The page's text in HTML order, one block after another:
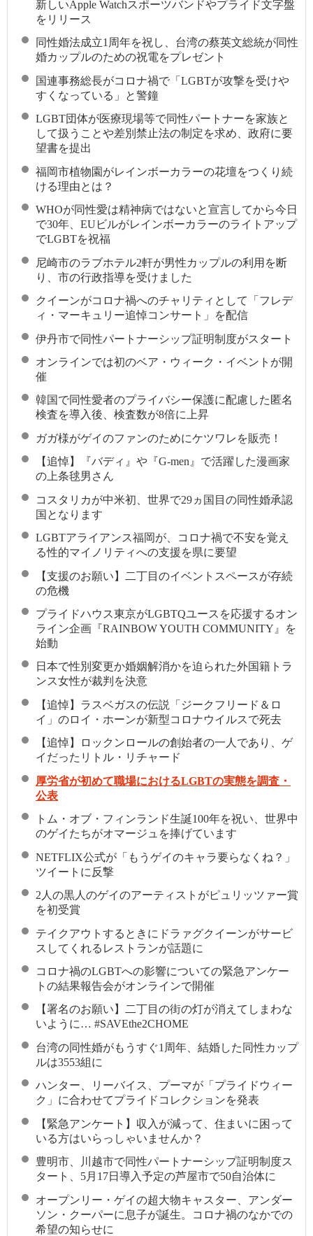
新しいApple Watchスポーツバンドやプライド文字盤
をリリース
同性婚法成立1周年を祝し、台湾の蔡英文総統が同性
婚カップルのための祝電をプレゼント
国連事務総長がコロナ禍で「LGBTが攻撃を受けや
すくなっている」と警鐘
LGBT団体が医療現場等で同性パートナーを家族と
して扱うことや差別禁止法の制定を求め、政府に要
望書を提出
福岡市植物園がレインボーカラーの花壇をつくり続
ける理由とは？
WHOが同性愛は精神病ではないと宣言してから今日
で30年、EUビルがレインボーカラーのライトアップ
でLGBTを祝福
尼崎市のラブホテル2軒が男性カップルの利用を断
り、市の行政指導を受けました
クイーンがコロナ禍へのチャリティとして「フレデ
ィ・マーキュリー追悼コンサート」を配信
伊丹市で同性パートナーシップ証明制度がスタート
オンラインでは初のベア・ウィーク・イベントが開
催
韓国で同性愛者のプライバシー保護に配慮した匿名
検査を導入後、検査数が8倍に上昇
ガガ様がゲイのファンのためにケツワレを販売！
【追悼】『バディ』や『G-men』で活躍した漫画家
の上条毬男さん
コスタリカが中米初、世界で29ヵ国目の同性婚承認
国となります
LGBTアライアンス福岡が、コロナ禍で不安を覚え
る性的マイノリティへの支援を県に要望
【支援のお願い】二丁目のイベントスペースが存続
の危機
プライドハウス東京がLGBTQユースを応援するオン
ライン企画『RAINBOW YOUTH COMMUNITY』を
始動
日本で性別変更か婚姻解消かを迫られた外国籍トラ
ンス女性が裁判を決意
【追悼】ラスベガスの伝説「ジークフリード＆ロ
イ」のロイ・ホーンが新型コロナウイルスで死去
【追悼】ロックンロールの創始者の一人であり、ゲ
イだったリトル・リチャード
厚労省が初めて職場におけるLGBTの実態を調査・
公表
トム・オブ・フィンランド生誕100年を祝い、世界中
のゲイたちがオマージュを捧げています
NETFLIX公式が「もうゲイのキャラ要らなくね？」
ツイートに反撃
2人の黒人のゲイのアーティストがピュリッツァー賞
を初受賞
テイクアウトするときにドラァグクイーンがサービ
スしてくれるレストランが話題に
コロナ禍のLGBTへの影響についての緊急アンケー
トの結果報告会がオンラインで開催
【署名のお願い】二丁目の街の灯が消えてしまわな
いように… #SAVEthe2CHOME
台湾の同性婚がもうすぐ1周年、結婚した同性カップ
ルは3553組に
ハンター、リーバイス、プーマが「プライドウィー
ク」に合わせてプライドコレクションを発表
【緊急アンケート】収入が減って、住まいに困って
いる方はいらっしゃいませんか？
豊明市、川越市で同性パートナーシップ証明制度ス
タート、5月17日導入予定の芦屋市で50自治体に
オープンリー・ゲイの超大物キャスター、アンダー
ソン・クーパーに息子が誕生。コロナ禍のなかでの
希望の知らせに